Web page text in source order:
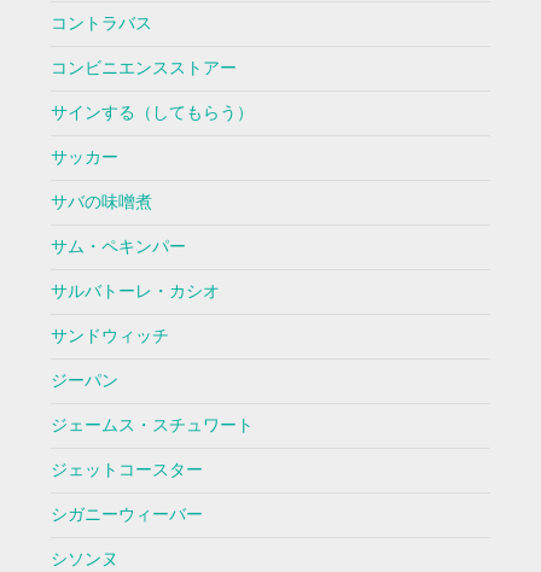
コントラバス
コンビニエンスストアー
サインする（してもらう）
サッカー
サバの味噌煮
サム・ペキンパー
サルバトーレ・カシオ
サンドウィッチ
ジーパン
ジェームス・スチュワート
ジェットコースター
シガニーウィーバー
シソンヌ